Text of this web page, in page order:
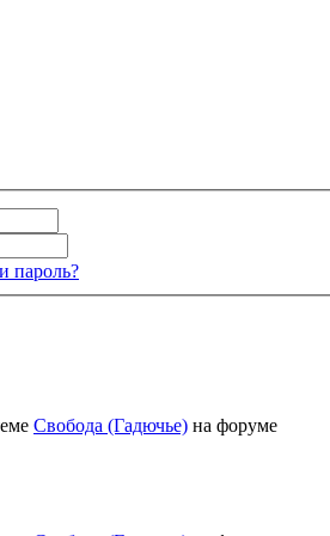
пароль?
Свобода (Гадючье) на форуме